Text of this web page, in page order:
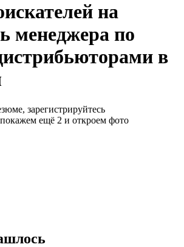
на
менеджера по
в
зарегистрируйтесь
ещё 2 и откроем фото